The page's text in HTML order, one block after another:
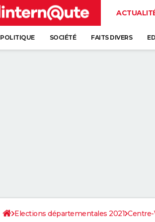
POLITIQUE SOCIÉTÉ FAITS DIVERS
Elections départementales 2021 Centre-